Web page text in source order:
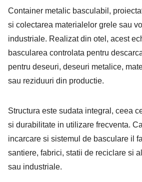
Container metalic basculabil,
si colectarea materialelor grele sau
industriale. Realizat din otel, acest
bascularea controlata pentru
pentru deseuri, deseuri metalice,
sau reziduuri din productie.
Structura este sudata integral, ceea
si durabilitate in utilizare frecventa.
incarcare si sistemul de basculare il
santiere, fabrici, statii de reciclare si
sau industriale.